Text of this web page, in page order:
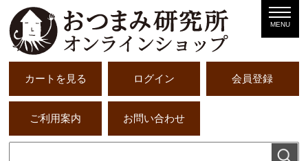
MENU
カートを見る ログイン 会員登録
ご利用案内 お問い合わせ